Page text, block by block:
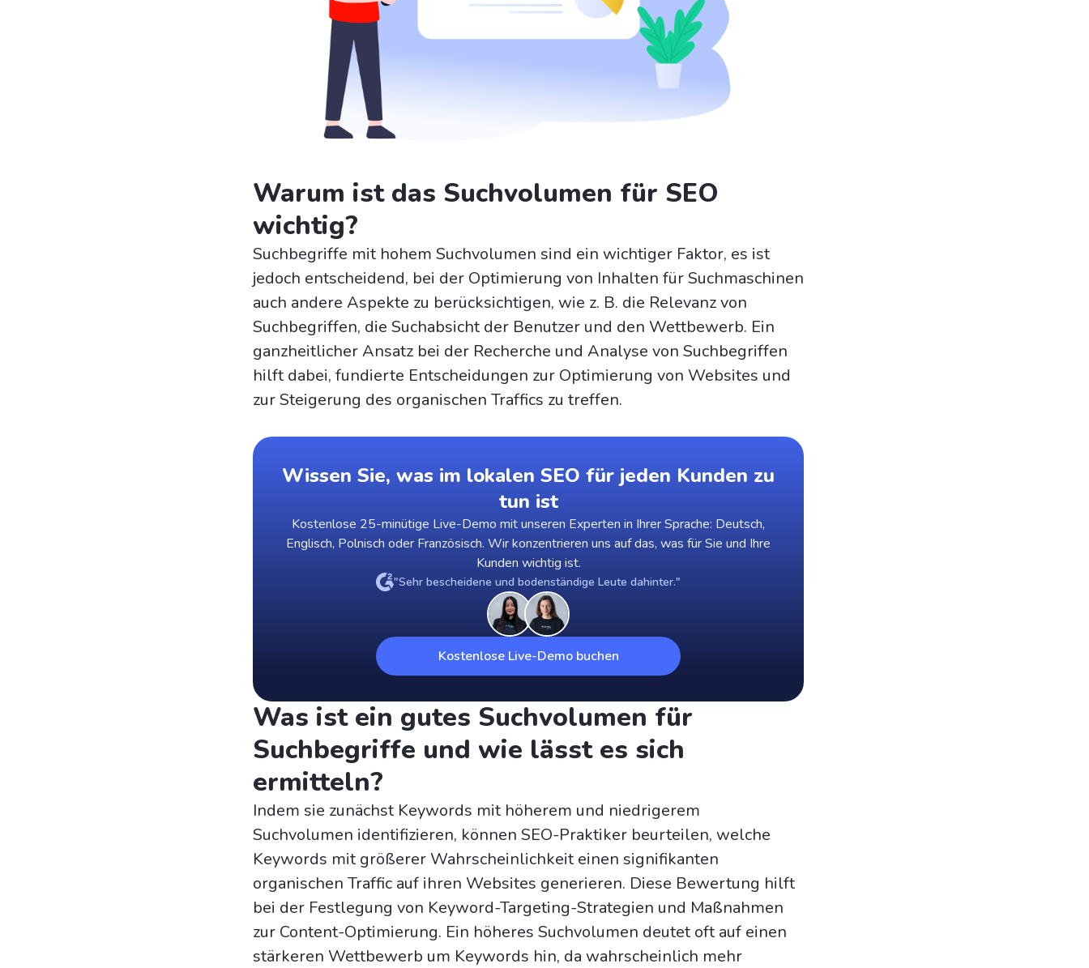
Warum ist das Suchvolumen für SEO
wichtig?
Suchbegriffe mit hohem Suchvolumen sind ein wichtiger Faktor, es ist
jedoch entscheidend, bei der Optimierung von Inhalten für Suchmaschinen
auch andere Aspekte zu berücksichtigen, wie z. B. die Relevanz von
Suchbegriffen, die Suchabsicht der Benutzer und den Wettbewerb. Ein
ganzheitlicher Ansatz bei der Recherche und Analyse von Suchbegriffen
hilft dabei, fundierte Entscheidungen zur Optimierung von Websites und
zur Steigerung des organischen Traffics zu treffen.
Wissen Sie, was im lokalen SEO für jeden Kunden zu
tun ist
Kostenlose 25-minütige Live-Demo mit unseren Experten in Ihrer Sprache: Deutsch,
Englisch, Polnisch oder Französisch. Wir konzentrieren uns auf das, was für Sie und Ihre
Kunden wichtig ist.
"Sehr bescheidene und bodenständige Leute dahinter."
Kostenlose Live-Demo buchen
Was ist ein gutes Suchvolumen für
Suchbegriffe und wie lässt es sich
ermitteln?
Indem sie zunächst Keywords mit höherem und niedrigerem
Suchvolumen identifizieren, können SEO-Praktiker beurteilen, welche
Keywords mit größerer Wahrscheinlichkeit einen signifikanten
organischen Traffic auf ihren Websites generieren. Diese Bewertung hilft
bei der Festlegung von Keyword-Targeting-Strategien und Maßnahmen
zur Content-Optimierung. Ein höheres Suchvolumen deutet oft auf einen
stärkeren Wettbewerb um Keywords hin, da wahrscheinlich mehr